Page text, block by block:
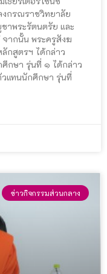
งกรณราชวิทยาลัย
าพระรัตนตรัย และ
ากนั้น พระครูสังฆ
กสูตรฯ ได้กล่าว
กษา รุ่นที่ ๑ ได้กล่าว
แทนนักศึกษา รุ่นที่
ข่าวกิจกรรมส่วนกลาง